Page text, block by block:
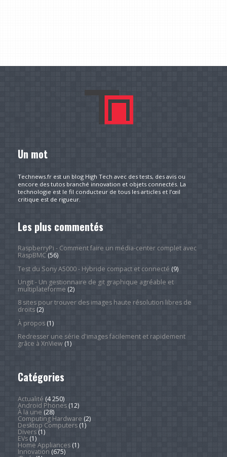
Un mot
Technews.fr est un blog High Tech avec des tests, des avis ou
encore des tutos branché innovation et objets connectés. La
technologie est le fil conducteur de tous les articles et l’œil
critique est de rigueur.
Les plus commentés
RaspberryPi - Comment faire un média-center complet avec
RaspBMC(56)
Test du Sony A5000 - Hybride compact et connecté (9)
Ungit - Un gestionnaire de git graphique agréable et
multiplateforme (2)
8 sites pour trouver des images haute résolution libres de
droits(2)
À propos(1)
Redresser une série d'images facilement et rapidement
grâce à XnView(1)
Catégories
Actualité (4 250)
Android Phones(12)
À la une (28)
Computing Hardware (2)
Desktop Computers(1)
Divers(1)
EVs(1)
Home Appliances(1)
Innovation (675)